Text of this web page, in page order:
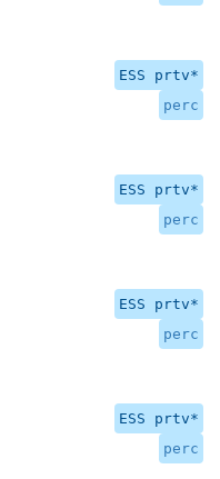
ESS prtv*
perc
ESS prtv*
perc
ESS prtv*
perc
ESS prtv*
perc